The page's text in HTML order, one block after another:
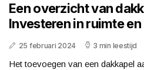
Een overzicht van
Investeren in ruimte
25 februari 2024 3 min leestijd
Het toevoegen van een dakkapel